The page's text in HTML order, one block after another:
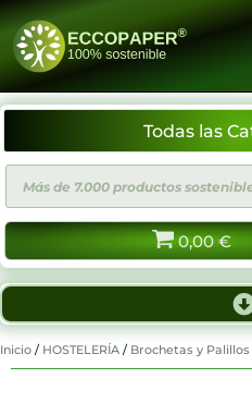
Ir
contenido
de
productos
0,00 €
Inicio / HOSTELERÍA / Brochetas y Palillos